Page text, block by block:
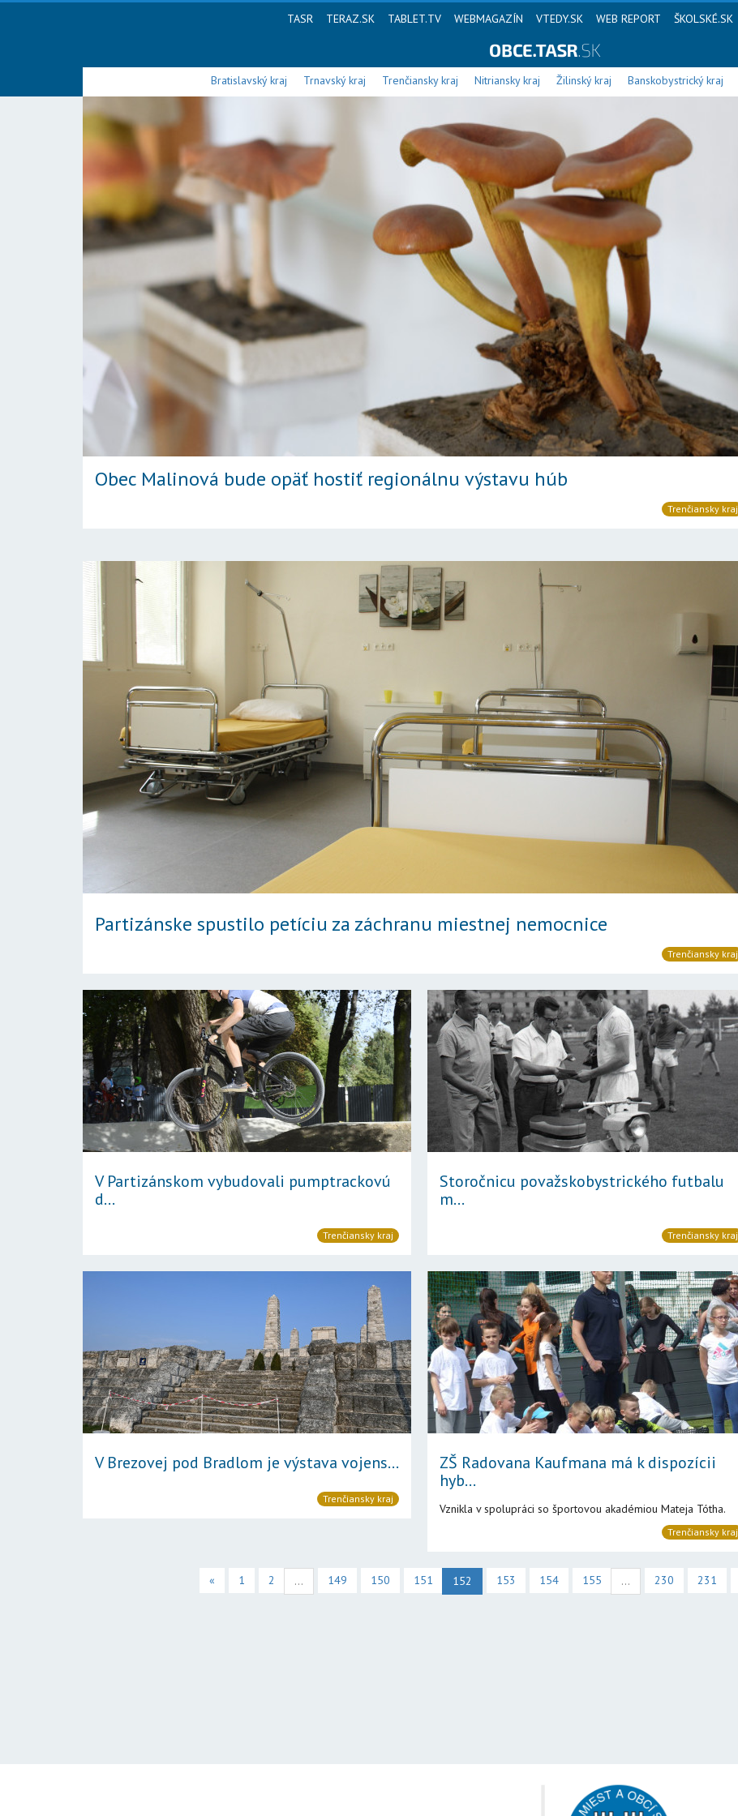
TASR TERAZ.SK TABLET.TV WEBMAGAZÍN VTEDY.SK WEB REPORT ŠKOLSKÉ.SK
Bratislavský kraj Trnavský kraj Trenčiansky kraj Nitriansky kraj Žilinský kraj Banskobystrický kraj
Obec Malinová bude opäť hostiť regionálnu výstavu húb
Trenčiansky kraj
Partizánske spustilo petíciu za záchranu miestnej nemocnice
Trenčiansky kraj
V Partizánskom vybudovali pumptrackovú
d...
Trenčiansky kraj
Storočnicu považskobystrického futbalu
m...
Trenčiansky kraj
V Brezovej pod Bradlom je výstava vojens...
Trenčiansky kraj
ZŠ Radovana Kaufmana má k dispozícii
hyb...
Vznikla v spolupráci so športovou akadémiou Mateja Tótha.
Trenčiansky kraj
« 1 2 ... 149 150 151 152 153 154 155 ... 230 231